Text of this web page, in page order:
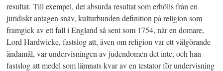
resultat. Till exempel, det absurda resultat som erhölls från en
juridiskt antagen snäv, kulturbunden definition på religion som
framgick av ett fall i England så sent som 1754, när en domare,
Lord Hardwicke, fastslog att, även om religion var ett välgörande
ändamål, var undervisningen av judendomen det inte, och han
fastslog att medel som lämnats kvar av en testator för undervisning